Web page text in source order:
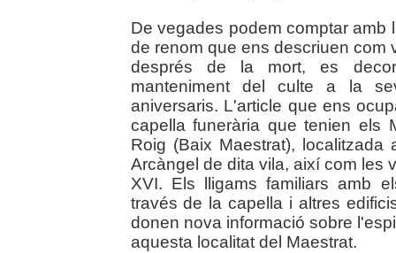
De vegades podem comptar amb
de renom que ens descriuen com
després de la mort, es
manteniment del culte a la
aniversaris. L'article que ens
capella funerària que tenien els
Roig (Baix Maestrat),
Arcàngel de dita vila, així com les
XVI. Els lligams familiars amb
través de la capella i altres
donen nova informació sobre
aquesta localitat del Maestrat.